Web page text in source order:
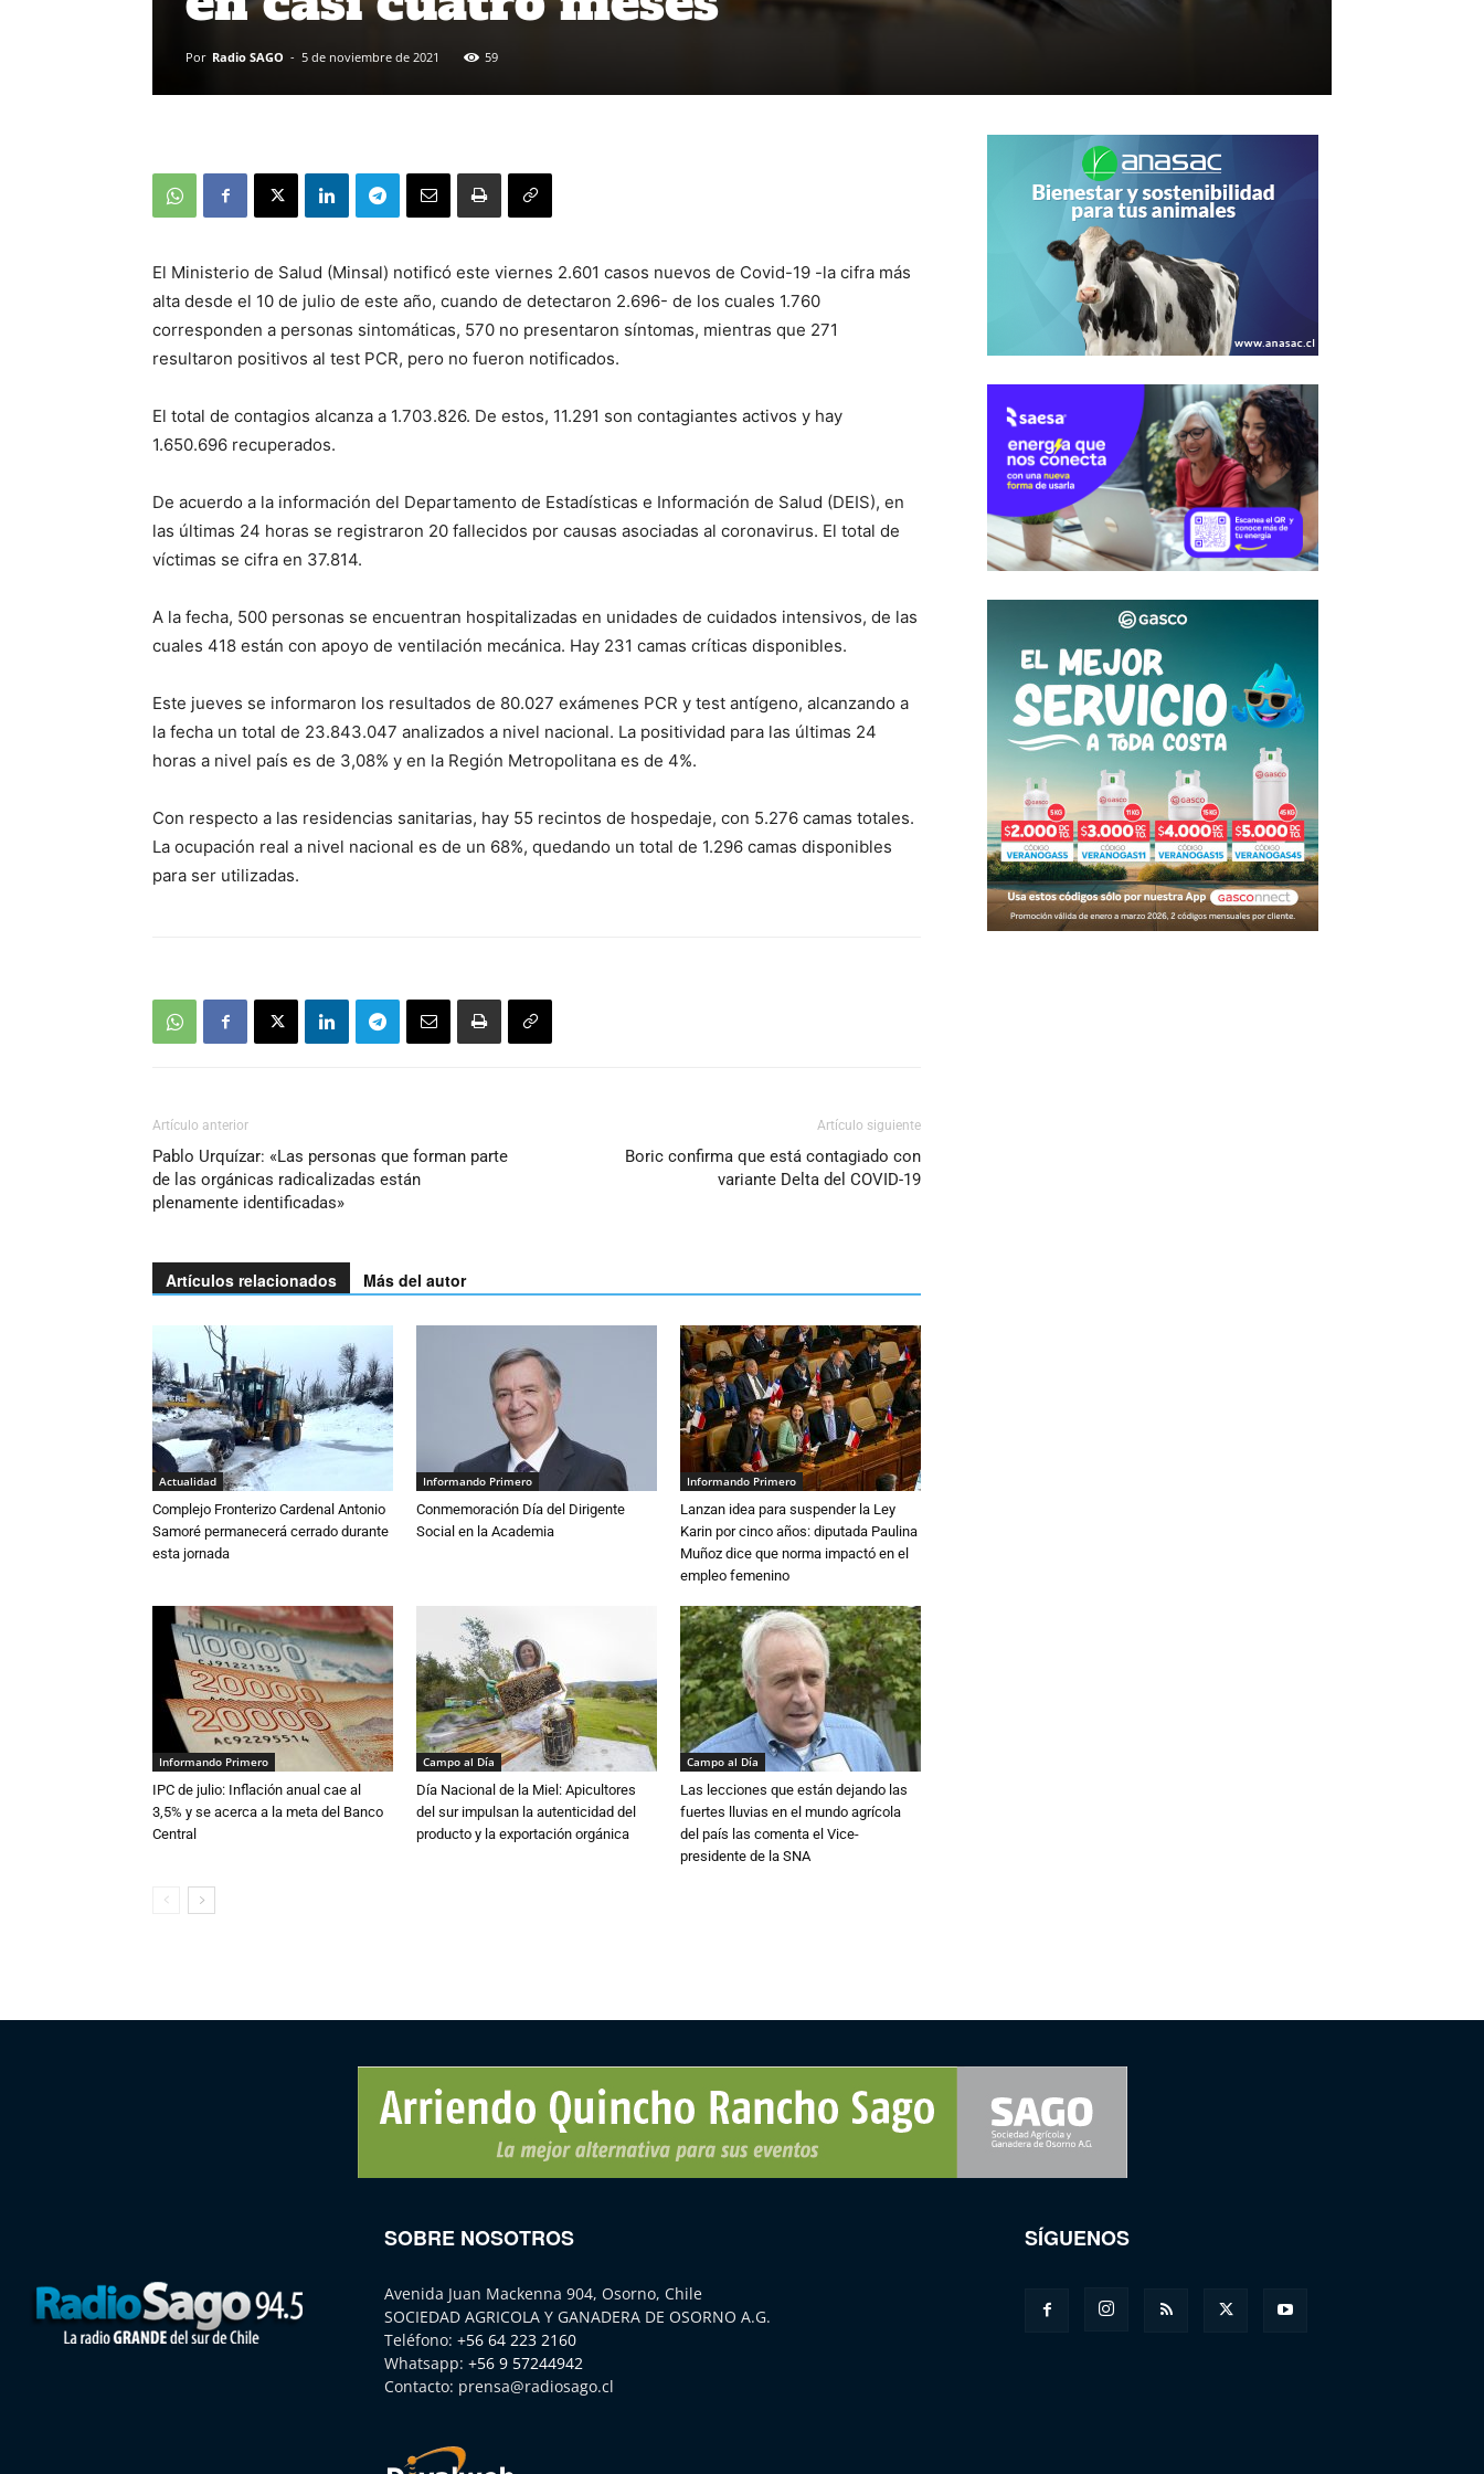
Por Radio SAGO - 5 de noviembre de 2021 59
El Ministerio de Salud (Minsal) notificó este viernes 2.601 casos nuevos de Covid-19 -la cifra más
alta desde el 10 de julio de este año, cuando de detectaron 2.696- de los cuales 1.760
corresponden a personas sintomáticas, 570 no presentaron síntomas, mientras que 271
resultaron positivos al test PCR, pero no fueron notificados.
El total de contagios alcanza a 1.703.826. De estos, 11.291 son contagiantes activos y hay
1.650.696 recuperados.
De acuerdo a la información del Departamento de Estadísticas e Información de Salud (DEIS), en
las últimas 24 horas se registraron 20 fallecidos por causas asociadas al coronavirus. El total de
víctimas se cifra en 37.814.
A la fecha, 500 personas se encuentran hospitalizadas en unidades de cuidados intensivos, de las
cuales 418 están con apoyo de ventilación mecánica. Hay 231 camas críticas disponibles.
Este jueves se informaron los resultados de 80.027 exámenes PCR y test antígeno, alcanzando a
la fecha un total de 23.843.047 analizados a nivel nacional. La positividad para las últimas 24
horas a nivel país es de 3,08% y en la Región Metropolitana es de 4%.
Con respecto a las residencias sanitarias, hay 55 recintos de hospedaje, con 5.276 camas totales.
La ocupación real a nivel nacional es de un 68%, quedando un total de 1.296 camas disponibles
para ser utilizadas.
Artículo anterior
Pablo Urquízar: «Las personas que forman parte
de las orgánicas radicalizadas están
plenamente identificadas»
Artículo siguiente
Boric confirma que está contagiado con
variante Delta del COVID-19
Artículos relacionados Más del autor
Actualidad
Complejo Fronterizo Cardenal Antonio
Samoré permanecerá cerrado durante
esta jornada
Informando Primero
Conmemoración Día del Dirigente
Social en la Academia
Informando Primero
Lanzan idea para suspender la Ley
Karin por cinco años: diputada Paulina
Muñoz dice que norma impactó en el
empleo femenino
Informando Primero
IPC de julio: Inflación anual cae al
3,5% y se acerca a la meta del Banco
Central
Campo al Día
Día Nacional de la Miel: Apicultores
del sur impulsan la autenticidad del
producto y la exportación orgánica
Campo al Día
Las lecciones que están dejando las
fuertes lluvias en el mundo agrícola
del país las comenta el Vice-
presidente de la SNA
SOBRE NOSOTROS
Avenida Juan Mackenna 904, Osorno, Chile
SOCIEDAD AGRICOLA Y GANADERA DE OSORNO A.G.
Teléfono: +56 64 223 2160
Whatsapp: +56 9 57244942
Contacto: prensa@radiosago.cl
SÍGUENOS